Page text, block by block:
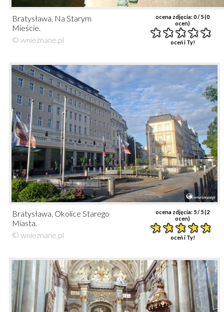
ocena zdjęcia:0/ 5 (0
ocen)
oceń i Ty!
Bratysława. Na Starym
Mieście.
© wnieznane.pl
ocena zdjęcia: 5/ 5 (2
ocen)
oceń i Ty!
Bratysława. Okolice Starego
Miasta.
© wnieznane.pl